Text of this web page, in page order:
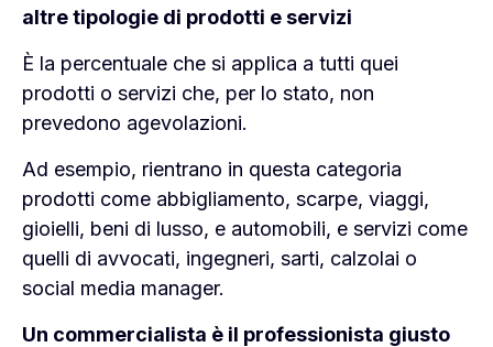
altre tipologie di prodotti e servizi
È la percentuale che si applica a tutti quei
prodotti o servizi che, per lo stato, non
prevedono agevolazioni.
Ad esempio, rientrano in questa categoria
prodotti come abbigliamento, scarpe, viaggi,
gioielli, beni di lusso, e automobili, e servizi come
quelli di avvocati, ingegneri, sarti, calzolai o
social media manager.
Un commercialista è il professionista giusto